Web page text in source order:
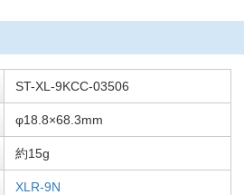
ST-XL-9KCC-03506
φ18.8×68.3mm
約15g
XLR-9N